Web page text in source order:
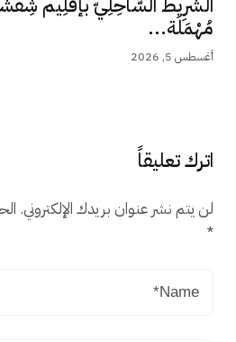
مُهْمَلَة...
أغسطس 5, 2026
اترك تعليقاً
لن يتم نشر عنوان بريدك الإلكتروني.
*